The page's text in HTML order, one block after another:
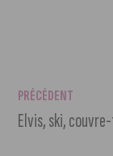
PRÉCÉDENT